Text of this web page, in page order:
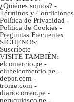
¿Quiénes somos? -
Términos y Condiciones
Política de Privacidad -
Politica de Cookies -
Preguntas Frecuentes
SÍGUENOS:
Suscríbete
VISITE TAMBIÉN:
elcomercio.pe -
clubelcomercio.pe -
depor.com -
trome.com -
diariocorreo.pe -
peruquiosco.pe -